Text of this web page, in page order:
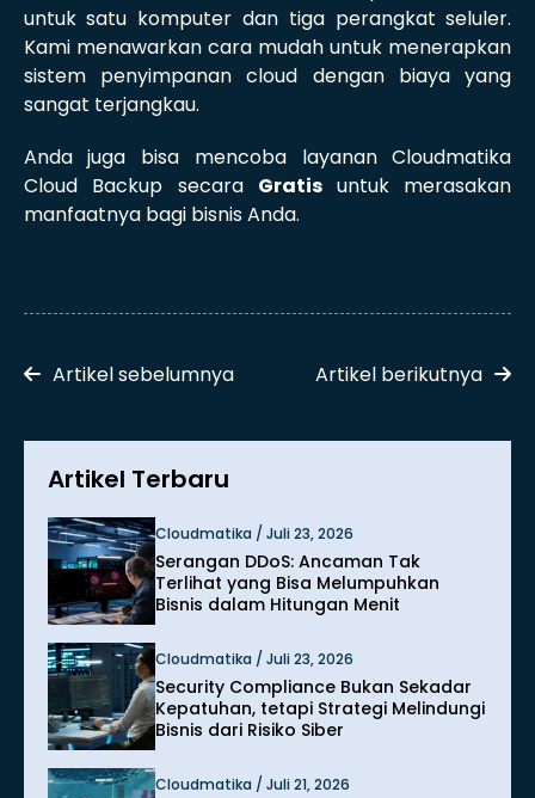
untuk satu komputer dan tiga perangkat seluler.
Kami menawarkan cara mudah untuk menerapkan
sistem penyimpanan cloud dengan biaya yang
sangat terjangkau.
Anda juga bisa mencoba layanan Cloudmatika
Cloud Backup secara Gratis untuk merasakan
manfaatnya bagi bisnis Anda.
Artikel sebelumnya Artikel berikutnya
Artikel Terbaru
Cloudmatika / Juli 23, 2026
Serangan DDoS: Ancaman Tak
Terlihat yang Bisa Melumpuhkan
Bisnis dalam Hitungan Menit
Cloudmatika / Juli 23, 2026
Security Compliance Bukan Sekadar
Kepatuhan, tetapi Strategi Melindungi
Bisnis dari Risiko Siber
Cloudmatika / Juli 21, 2026